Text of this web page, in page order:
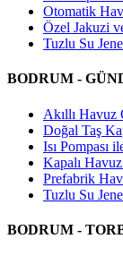
Otomatik
Özel Jakuzi
Tuzlu Su
BODRUM -
Akıllı Havuz
Doğal Taş
Isı Pompası
Kapalı
Prefabrik
Tuzlu Su
BODRUM -